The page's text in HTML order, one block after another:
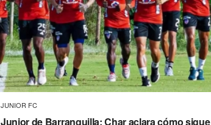
JUNIOR FC
Junior de Barranquilla: Char aclara cómo sigue